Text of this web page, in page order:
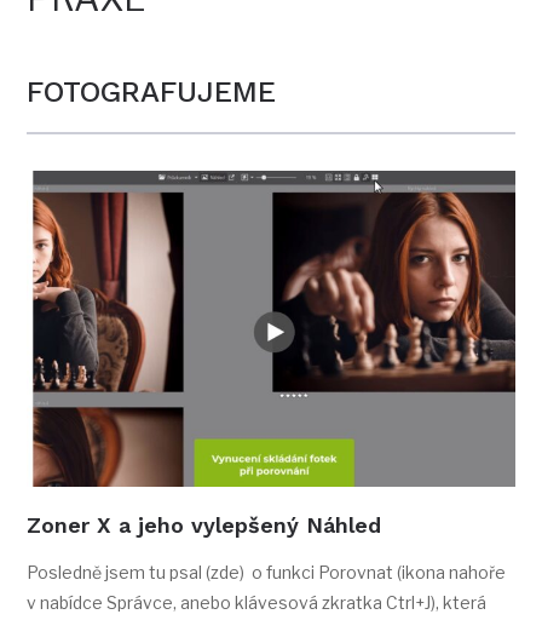
FOTOGRAFUJEME
Zoner X a jeho vylepšený Náhled
Posledně jsem tu psal (zde) o funkci Porovnat (ikona nahoře
v nabídce Správce, anebo klávesová zkratka Ctrl+J), která